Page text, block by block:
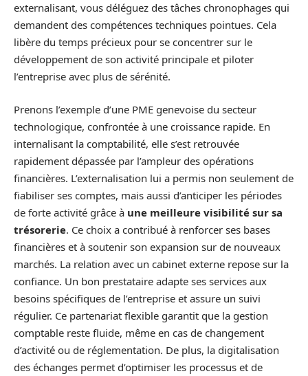
externalisant, vous déléguez des tâches chronophages qui
demandent des compétences techniques pointues. Cela
libère du temps précieux pour se concentrer sur le
développement de son activité principale et piloter
l’entreprise avec plus de sérénité.
Prenons l’exemple d’une PME genevoise du secteur
technologique, confrontée à une croissance rapide. En
internalisant la comptabilité, elle s’est retrouvée
rapidement dépassée par l’ampleur des opérations
financières. L’externalisation lui a permis non seulement de
fiabiliser ses comptes, mais aussi d’anticiper les périodes
de forte activité grâce à une meilleure visibilité sur sa
trésorerie. Ce choix a contribué à renforcer ses bases
financières et à soutenir son expansion sur de nouveaux
marchés. La relation avec un cabinet externe repose sur la
confiance. Un bon prestataire adapte ses services aux
besoins spécifiques de l’entreprise et assure un suivi
régulier. Ce partenariat flexible garantit que la gestion
comptable reste fluide, même en cas de changement
d’activité ou de réglementation. De plus, la digitalisation
des échanges permet d’optimiser les processus et de